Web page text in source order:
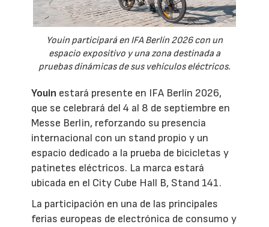
Youin participará en IFA Berlín 2026 con un
espacio expositivo y una zona destinada a
pruebas dinámicas de sus vehículos eléctricos.
Youin estará presente en IFA Berlín 2026,
que se celebrará del 4 al 8 de septiembre en
Messe Berlin, reforzando su presencia
internacional con un stand propio y un
espacio dedicado a la prueba de bicicletas y
patinetes eléctricos. La marca estará
ubicada en el City Cube Hall B, Stand 141.
La participación en una de las principales
ferias europeas de electrónica de consumo y